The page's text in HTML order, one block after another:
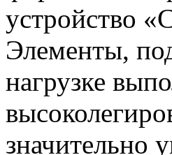
устройство
Элементы,
нагрузке
значительно